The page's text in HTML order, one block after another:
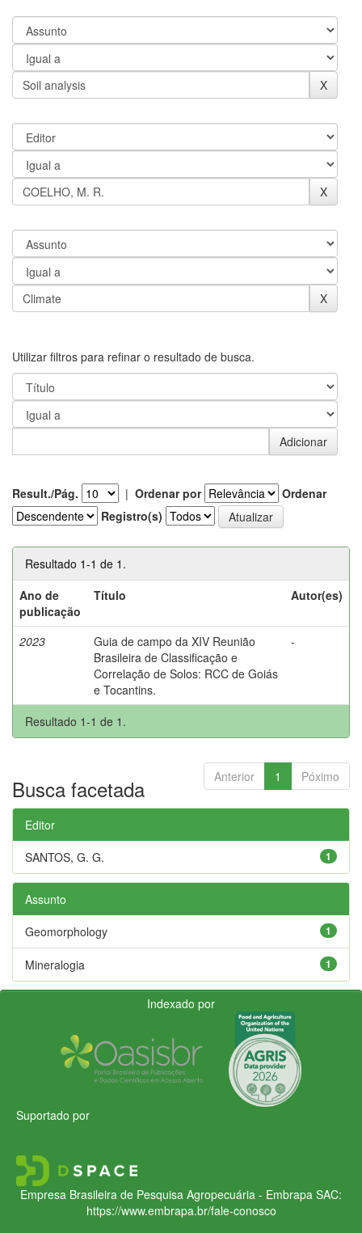
Utilizar filtros para refinar o resultado de busca.
Result./Pág. | Ordenar por
Ordenar
Registro(s)
Resultado 1-1 de 1.
Ano de
publicação
Título Autor(es)
2023
Guia de campo da XIV Reunião
Brasileira de Classificação e
Correlação de Solos: RCC de Goiás
e Tocantins.
-
Resultado 1-1 de 1.
Anterior 1 Póximo
Busca facetada
Editor
1
SANTOS, G. G.
Assunto
1
Geomorphology
1
Mineralogia
Indexado por
Suportado por
Empresa Brasileira de Pesquisa Agropecuária - Embrapa SAC:
https://www.embrapa.br/fale-conosco